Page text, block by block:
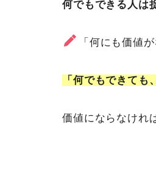
何でもできる人は
「何にも価値
「何でもできても
価値にならなけれ